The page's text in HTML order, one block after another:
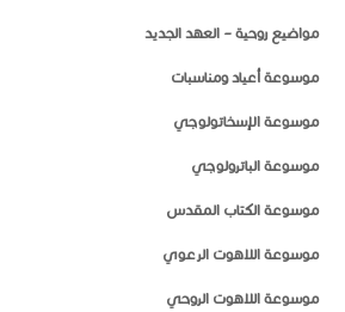
مواضيع روحية – العهد الجديد
موسوعة أعياد ومناسبات
موسوعة الإسخاتولوجي
موسوعة الباترولوجي
موسوعة الكتاب المقدس
موسوعة اللاهوت الرعوي
موسوعة اللاهوت الروحي